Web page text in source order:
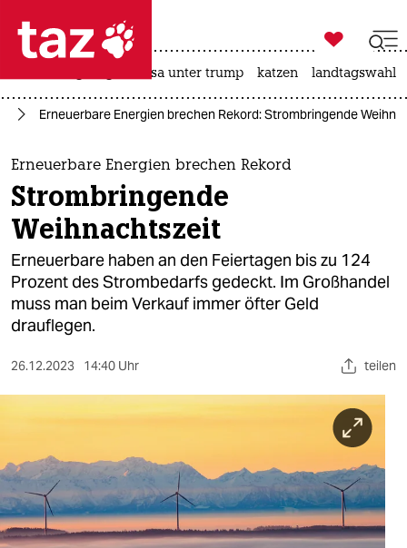
 taz zahl ich
taz zahl ich
themen
politik
öko
gesellschaft
kultur
sport
berlin
wahrheit
verlag

taz zahl ich
usa unter trump katzen landtagswahl
Erneuerbare Energien brechen Rekord: Strombringende
Erneuerbare Energien brechen Rekord
Strombringende
Weihnachtszeit
Erneuerbare haben an den Feiertagen bis zu 124
Prozent des Strombedarfs gedeckt. Im Großhandel
muss man beim Verkauf immer öfter Geld
drauflegen.
26.12.2023 14:40 Uhr teilen